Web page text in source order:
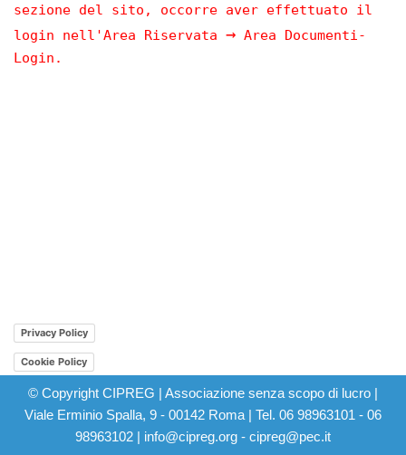
sezione del sito, occorre aver effettuato il
login nell'Area Riservata → Area Documenti-
Login.
Privacy Policy
Cookie Policy
© Copyright CIPREG | Associazione senza scopo di lucro |
Viale Erminio Spalla, 9 - 00142 Roma | Tel. 06 98963101 - 06
98963102 | info@cipreg.org - cipreg@pec.it